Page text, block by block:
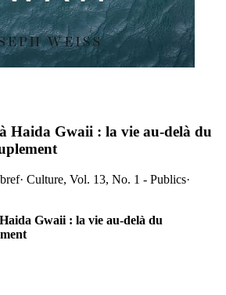
Haida Gwaii : la vie au-delà du
· Culture, Vol. 13, No. 1 - Publics·
Gwaii : la vie au-delà du